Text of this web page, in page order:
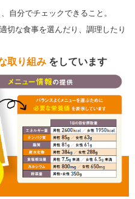
自分でチェックできること。
切な食事を選んだり、調理したり
取り組み をしています